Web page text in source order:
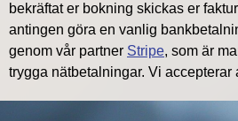
bekräftat er bokning skickas er
antingen göra en vanlig
genom vår partner Stripe, som är
trygga nätbetalningar. Vi accepterar